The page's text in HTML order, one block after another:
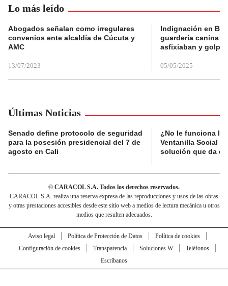
Lo más leído
Abogados señalan como irregulares
convenios ente alcaldía de Cúcuta y
AMC
13/07/2023
Indignación en
guardería canina
asfixiaban y
05/05/2025
Últimas Noticias
Senado define protocolo de seguridad
para la posesión presidencial del 7 de
agosto en Cali
¿No le funciona la
Ventanilla Social
solución que da el
© CARACOL S.A. Todos los derechos reservados.
CARACOL S.A. realiza una reserva expresa de las reproducciones y usos de las obras
y otras prestaciones accesibles desde este sitio web a medios de lectura mecánica u otros
medios que resulten adecuados.
Aviso legal Política de Protección de Datos
Política de cookies
Configuración de cookies
Transparencia Soluciones W
Teléfonos
Escríbanos